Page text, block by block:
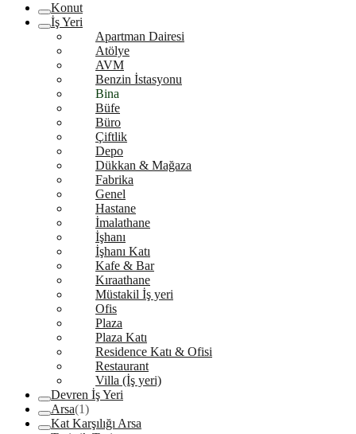
Konut
İş Yeri
Apartman Dairesi
Atölye
AVM
Benzin İstasyonu
Bina
Büfe
Büro
Çiftlik
Depo
Dükkan & Mağaza
Fabrika
Genel
Hastane
İmalathane
İşhanı
İşhanı Katı
Kafe & Bar
Kıraathane
Müstakil İş yeri
Ofis
Plaza
Plaza Katı
Residence Katı & Ofisi
Restaurant
Villa (İş yeri)
Devren İş Yeri
Arsa(1)
Kat Karşılığı Arsa